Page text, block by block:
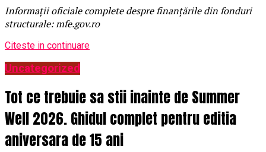
Informații oficiale complete despre finanțările din fonduri
structurale: mfe.gov.ro
Citeste in continuare
Uncategorized
Tot ce trebuie sa stii inainte de Summer
Well 2026. Ghidul complet pentru editia
aniversara de 15 ani